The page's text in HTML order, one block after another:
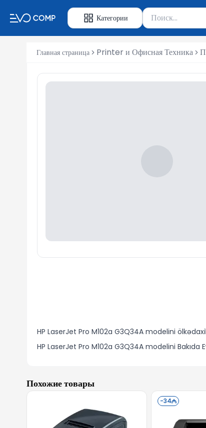
Категории
Поиск товаров
Введите минимум
Главная страница Printer и Офисная Техника
HP LaserJet Pro M102a G3Q34A modelini
HP LaserJet Pro M102a G3Q34A modelini
Похожие товары
-34